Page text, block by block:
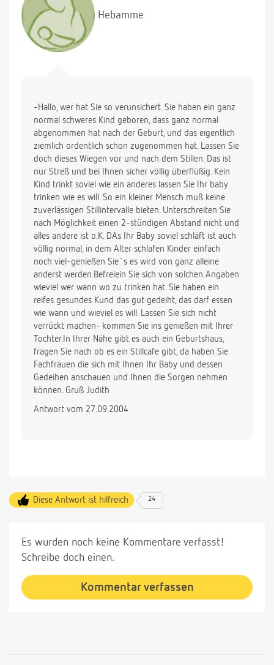
wir bei etwa 4.500 Gramm.
Ich mache mir ziemlich viele Gedanken und wäre
Ihnen dankbar, wenn Sie mir ein paar Informationen
Sie hat übrigens eine sehr gute Verdauung, so daß
sie nach jeder Mahlzeit die Windel voll hat.
Vielen Dank und liebe Grüße
Hebamme
-Hallo, wer hat Sie so verunsichert. Sie haben ein ganz
normal schweres Kind geboren, dass ganz normal
abgenommen hat nach der Geburt, und das eigentlich
ziemlich ordentlich schon zugenommen hat. Lassen Sie
doch dieses Wiegen vor und nach dem Stillen. Das ist
nur Streß und bei Ihnen sicher völlig überflüßig. Kein
Kind trinkt soviel wie ein anderes lassen Sie Ihr baby
trinken wie es will. So ein kleiner Mensch muß keine
zuverlässigen Stillintervalle bieten. Unterschreiten Sie
nach Möglichkeit einen 2-stündigen Abstand nicht und
alles andere ist o.K. DAs Ihr Baby soviel schläft ist auch
völlig normal, in dem Alter schlafen Kinder einfach
noch viel-genießen Sie´s es wird von ganz alleine
anderst werden.Befreiein Sie sich von solchen Angaben
wieviel wer wann wo zu trinken hat. Sie haben ein
reifes gesundes Kund das gut gedeiht, das darf essen
wie wann und wieviel es will. Lassen Sie sich nicht
verrückt machen- kommen Sie ins genießen mit Ihrer
Tochter.In Ihrer Nähe gibt es auch ein Geburtshaus,
fragen Sie nach ob es ein Stillcafe gibt, da haben Sie
Fachfrauen die sich mit Ihnen Ihr Baby und dessen
Gedeihen anschauen und Ihnen die Sorgen nehmen
können. Gruß Judith
Antwort vom 27.09.2004
Diese Antwort ist hilfreich 24
Es wurden noch keine Kommentare verfasst!
Schreibe doch einen.
Kommentar verfassen